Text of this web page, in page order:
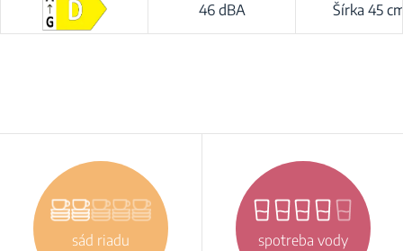
46 dBA Šírka 45
sád riadu spotreba vody